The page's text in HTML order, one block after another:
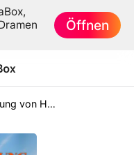
Öffnen
Die Zähmung von Herrn Champion